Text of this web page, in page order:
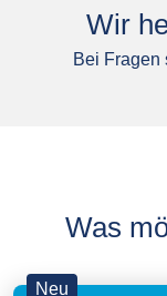
Wir
Bei Fragen
Was
Neu